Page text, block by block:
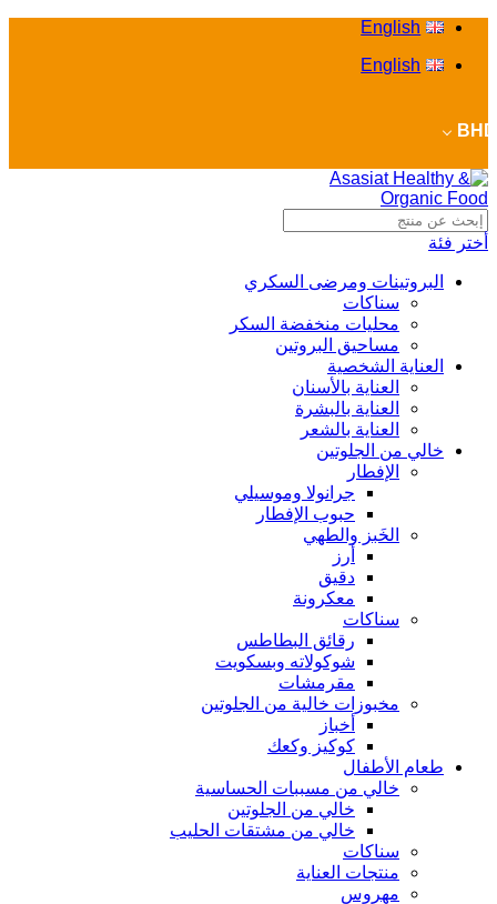
English
English
BHD
أختر فئة
البروتينات ومرضى السكري
سناكات
محليات منخفضة السكر
مساحيق البروتين
العناية الشخصية
العناية بالأسنان
العناية بالبشرة
العناية بالشعر
خالي من الجلوتين
الإفطار
جرانولا وموسيلي
حبوب الإفطار
الخَبز والطهي
أرز
دقيق
معكرونة
سناكات
رقائق البطاطس
شوكولاته وبسكويت
مقرمشات
مخبوزات خالية من الجلوتين
أخباز
كوكيز وكعك
طعام الأطفال
خالي من مسببات الحساسية
خالي من الجلوتين
خالي من مشتقات الحليب
سناكات
منتجات العناية
مهروس